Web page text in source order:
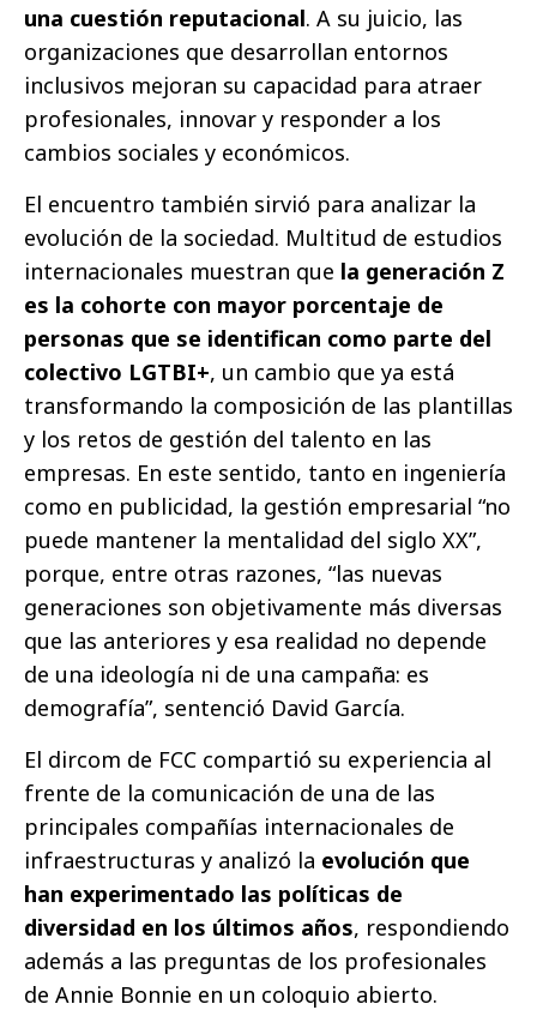
una cuestión reputacional. A su juicio, las
organizaciones que desarrollan entornos
inclusivos mejoran su capacidad para atraer
profesionales, innovar y responder a los
cambios sociales y económicos.
El encuentro también sirvió para analizar la
evolución de la sociedad. Multitud de estudios
internacionales muestran que la generación Z
es la cohorte con mayor porcentaje de
personas que se identifican como parte del
colectivo LGTBI+, un cambio que ya está
transformando la composición de las plantillas
y los retos de gestión del talento en las
empresas. En este sentido, tanto en ingeniería
como en publicidad, la gestión empresarial “no
puede mantener la mentalidad del siglo XX”,
porque, entre otras razones, “las nuevas
generaciones son objetivamente más diversas
que las anteriores y esa realidad no depende
de una ideología ni de una campaña: es
demografía”, sentenció David García.
El dircom de FCC compartió su experiencia al
frente de la comunicación de una de las
principales compañías internacionales de
infraestructuras y analizó la evolución que
han experimentado las políticas de
diversidad en los últimos años, respondiendo
además a las preguntas de los profesionales
de Annie Bonnie en un coloquio abierto.